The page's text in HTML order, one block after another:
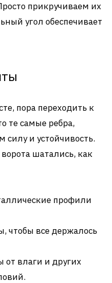
прикручиваем их
угол обеспечивает
пора переходить к
те самые ребра,
силу и устойчивость.
шатались, как
профили
чтобы все держалось
влаги и других